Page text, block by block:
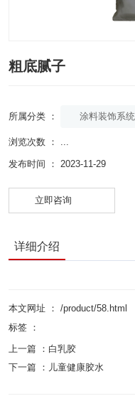
粗底腻子
所属分类 ： 涂料装饰系统
浏览次数 ：
发布时间 ： 2023-11-29
立即咨询
详细介绍
本文网址 ： /product/58.html
标签 ：
上一篇 ： 白乳胶
下一篇 ： 儿童健康胶水